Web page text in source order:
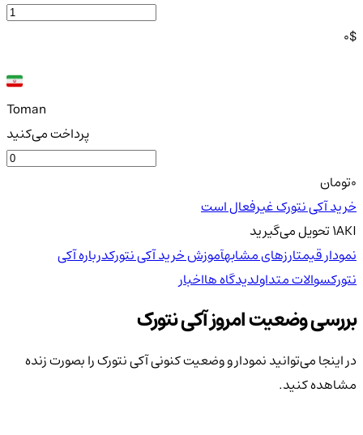
0$
Toman
پرداخت می‌کنید
تومان
خرید آکی نتورک غیرفعال است
1AKIتحویلمی‌گیرید
نمودار قیمتارزهای مشابهآموزش خرید آکی نتورکدرباره آکی
نتورکسوالات متداولدیدگاه هااخبار
بررسی وضعیت امروز آکی نتورک
در اینجا می‌توانید نمودار و وضعیت کنونی آکی نتورک را بصورت زنده
مشاهده کنید.